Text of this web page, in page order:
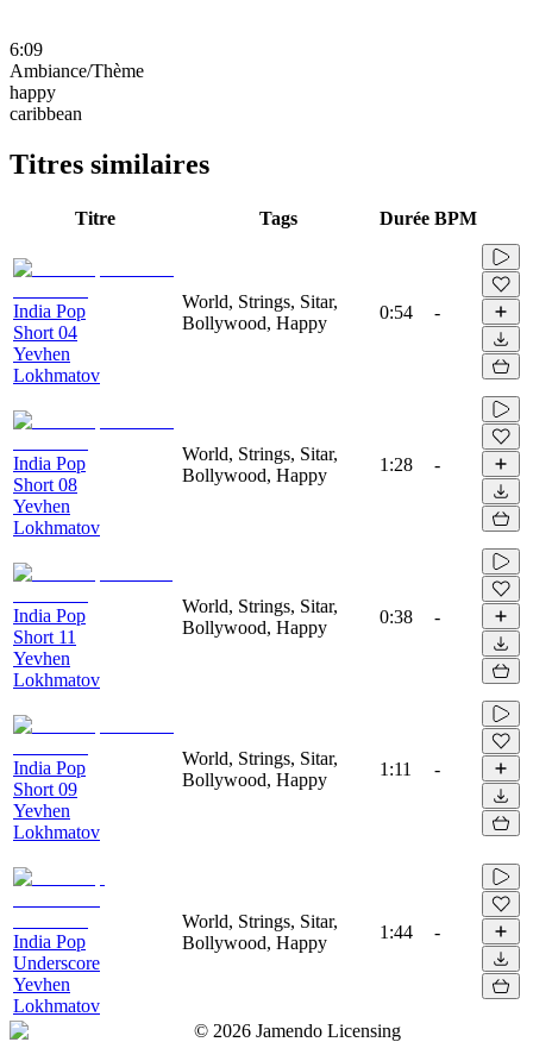
6:09
Ambiance/Thème
happy
caribbean
Titres similaires
Titre Tags Durée BPM
India Pop
Short 04
Yevhen
Lokhmatov
World, Strings, Sitar,
Bollywood, Happy
0:54 -
India Pop
Short 08
Yevhen
Lokhmatov
World, Strings, Sitar,
Bollywood, Happy
1:28 -
India Pop
Short 11
Yevhen
Lokhmatov
World, Strings, Sitar,
Bollywood, Happy
0:38 -
India Pop
Short 09
Yevhen
Lokhmatov
World, Strings, Sitar,
Bollywood, Happy
1:11 -
India Pop
Underscore
Yevhen
Lokhmatov
World, Strings, Sitar,
Bollywood, Happy
1:44 -
© 2026 Jamendo Licensing